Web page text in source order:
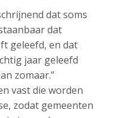
dat soms
dat
geleefd, en dat
jaar geleefd
zomaar.”
vast die worden
zodat gemeenten